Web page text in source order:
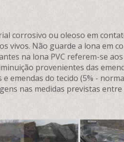
corrosivo ou oleoso em
vivos. Não guarde a lona em
na lona PVC referem-se
provenientes das
emendas do tecido (5% -
nas medidas previstas